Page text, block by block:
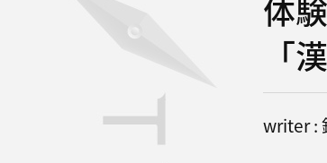
体
「
writer :